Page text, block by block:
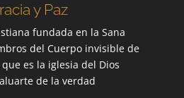
y Paz
fundada en la Sana
del Cuerpo invisible de
es la iglesia del Dios
de la verdad